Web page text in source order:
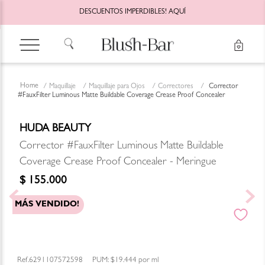
DESCUENTOS IMPERDIBLES! AQUÍ
Maquillaje Maquillaje para Ojos Correctores
Corrector
#FauxFilter Luminous Matte Buildable Coverage Crease Proof Concealer
HUDA BEAUTY
Corrector #FauxFilter Luminous Matte Buildable
Coverage Crease Proof Concealer - Meringue
$ 155.000
MÁS VENDIDO!
6291107572598 PUM: $19.444 por ml